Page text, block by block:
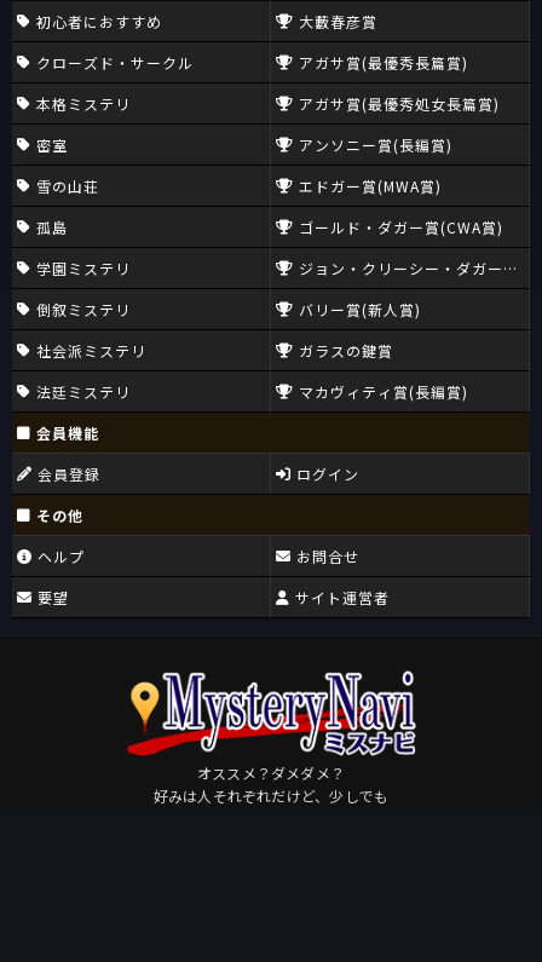
初心者におすすめ
クローズド・サークル
本格ミステリ
密室
雪の山荘
孤島
学園ミステリ
倒叙ミステリ
社会派ミステリ
法廷ミステリ
大藪春彦賞
アガサ賞(最優秀長篇賞)
アガサ賞(最優秀処女長篇賞)
アンソニー賞(長編賞)
エドガー賞(MWA賞)
ゴールド・ダガー賞(CWA賞)
ジョン・クリーシー・ダガー賞
バリー賞(新人賞)
ガラスの鍵賞
マカヴィティ賞(長編賞)
会員機能
会員登録
ログイン
その他
ヘルプ
要望
お問合せ
サイト運営者
オススメ？ダメダメ？
好みは人それぞれだけど、少しでも